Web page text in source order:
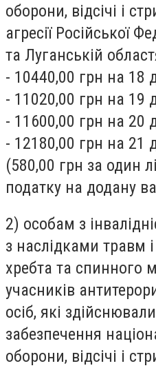
оборони, відсічі і
агресії Російської
та Луганській
- 10440,00 грн на 18
- 11020,00 грн на 19
- 11600,00 грн на 20
- 12180,00 грн на 21
(580,00 грн за один
податку на додану
2) особам з
з наслідками травм
хребта та спинного
учасників
осіб, які
забезпечення
оборони, відсічі і